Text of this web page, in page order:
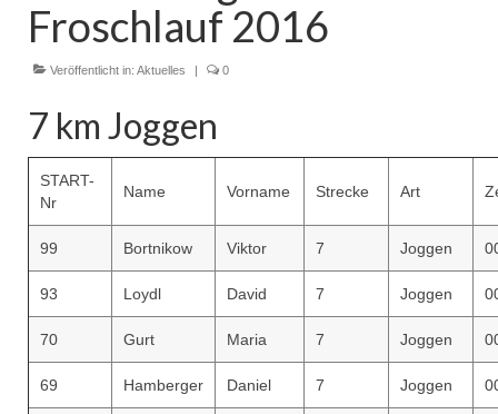
Froschlauf 2016
Veröffentlicht in: Aktuelles | 0
7 km Joggen
START-
Nr
Name Vorname Strecke Art
99 Bortnikow Viktor 7 Joggen
93 Loydl David 7 Joggen
70 Gurt Maria 7 Joggen
69 Hamberger Daniel 7 Joggen